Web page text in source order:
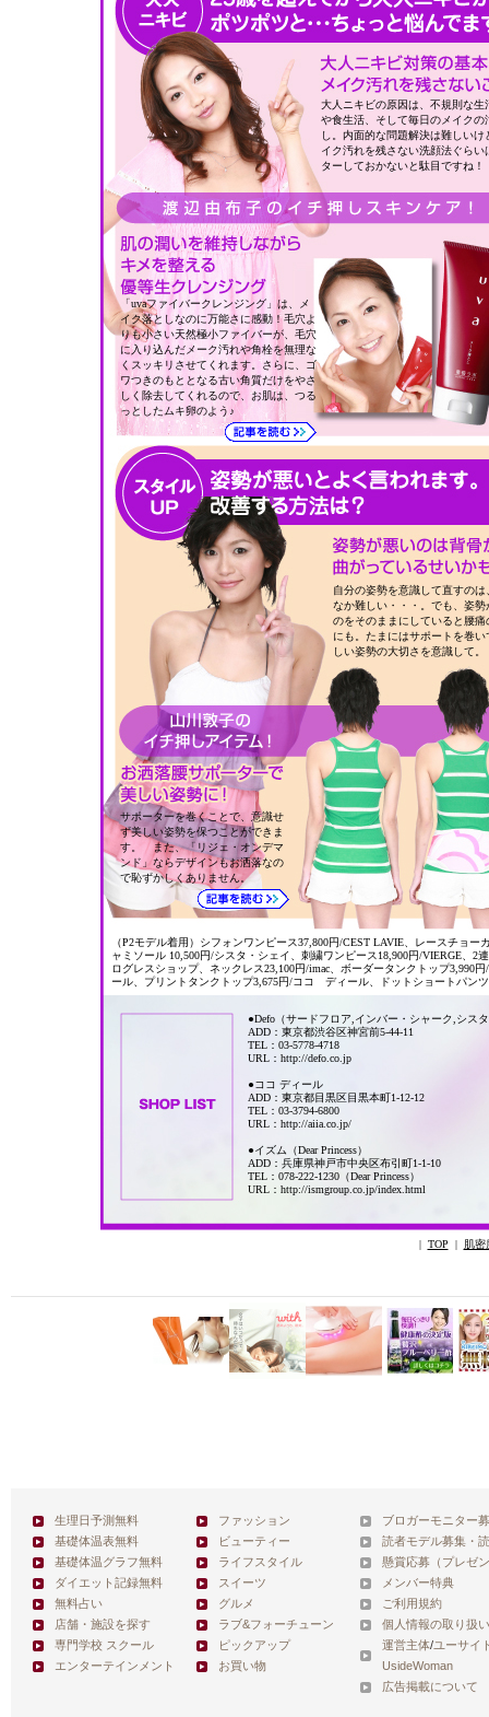
大人ニキビの原因は、不規則な生
や食生活、そして毎日のメイクの
し。内面的な問題解決は難しいけ
イク汚れを残さない洗顔法ぐらい
ターしておかないと駄目ですね！
「uvaファイバークレンジング」は、メ
イク落としなのに万能さに感動！毛穴よ
りも小さい天然極小ファイバーが、毛穴
に入り込んだメーク汚れや角栓を無理な
くスッキリさせてくれます。さらに、ゴ
ワつきのもととなる古い角質だけをやさ
しく除去してくれるので、お肌は、つる
っとしたムキ卵のよう♪
自分の姿勢を意識して直すのは
なか難しい・・・。でも、姿勢
のをそのままにしていると腰痛
にも。たまにはサポートを巻い
しい姿勢の大切さを意識して。
サポーターを巻くことで、意識せ
ず美しい姿勢を保つことができま
す。 また、「リジェ・オンデマ
ンド」ならデザインもお洒落なの
で恥ずかしくありません。
（P2モデル着用）シフォンワンピース37,800円/CEST LAVIE、レースチョ
ャミソール 10,500円/シスタ・シェイ、刺繍ワンピース18,900円/VIERGE、
ログレスショップ、ネックレス23,100円/imac、ボーダータンクトップ
ール、プリントタンクトップ3,675円/ココ ディール、ドットショートパン
●Defo（サードフロア,インバー・シャーク,シス
ADD：東京都渋谷区神宮前5-44-11
TEL：03-5778-4718
URL：http://defo.co.jp
●ココ ディール
ADD：東京都目黒区目黒本町1-12-12
TEL：03-3794-6800
URL：http://aiia.co.jp/
●イズム（Dear Princess）
ADD：兵庫県神戸市中央区布引町1-1-10
TEL：078-222-1230（Dear Princess）
URL：http://ismgroup.co.jp/index.html
| TOP | 肌密
生理日予測無料
基礎体温表無料
基礎体温グラフ無料
ダイエット記録無料
無料占い
店舗・施設を探す
専門学校 スクール
エンターテインメント
ファッション
ビューティー
ライフスタイル
スイーツ
グルメ
ラブ&フォーチューン
ピックアップ
お買い物
ブロガーモニター
読者モデル募集・
懸賞応募（プレゼ
メンバー特典
ご利用規約
個人情報の取り扱
運営主体/ユーサイ
UsideWoman
広告掲載について